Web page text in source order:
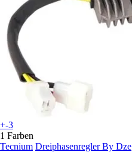
+-3
1 Farben
Tecnium Dreiphasenregler By Dze